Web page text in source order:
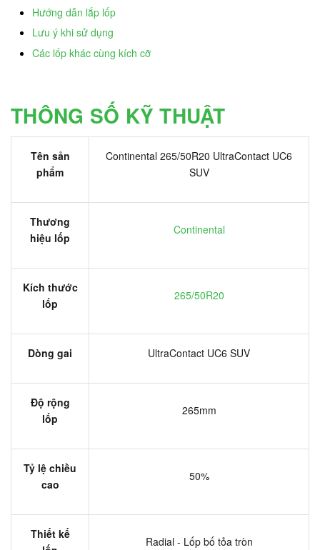
Hướng dẫn lắp lốp
Lưu ý khi sử dụng
Các lốp khác cùng kích cỡ
THÔNG SỐ KỸ THUẬT
Tên sản
phẩm
Continental 265/50R20 UltraContact UC6
SUV
Thương
hiệu lốp
Continental
Kích thước
lốp
265/50R20
Dòng gai UltraContact UC6 SUV
Độ rộng
lốp
265mm
Tỷ lệ chiều
cao
50%
Thiết kế
Radial - Lốp bố tỏa tròn